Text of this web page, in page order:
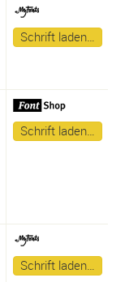
Schrift laden…
Schrift laden…
Schrift laden…